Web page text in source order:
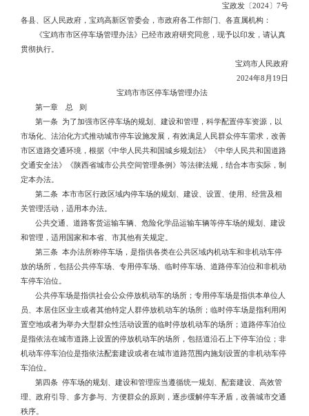
宝政发〔2024〕7号
各县、区人民政府，宝鸡高新区管委会，市政府各工作部门、各直属机构：
《宝鸡市市区停车场管理办法》已经市政府研究同意，现予以印发，请认真
贯彻执行。
宝鸡市人民政府
2024年8月19日
宝鸡市市区停车场管理办法
第一章 总 则
第一条 为了加强市区停车场的规划、建设和管理，科学配置停车资源，以
市场化、法治化方式推动城市停车设施发展，有效满足人民群众停车需求，改善
市区道路交通环境，根据《中华人民共和国城乡规划法》《中华人民共和国道路
交通安全法》《陕西省城市公共空间管理条例》等法律法规，结合本市实际，制
定本办法。
第二条 本市市区行政区域内停车场的规划、建设、设置、使用、经营及相
关管理活动，适用本办法。
公共交通、道路客货运输车辆、危险化学品运输车辆等停车场的规划、建设
和管理，适用国家和本省、市其他有关规定。
第三条 本办法所称停车场，是指供各类在公共区域内机动车和非机动车停
放的场所，包括公共停车场、专用停车场、临时停车场、道路停车泊位和非机动
车停车泊位。
公共停车场是指供社会公众停放机动车的场所；专用停车场是指供本单位人
员、本居住区业主或者其他特定人群停放机动车的场所；临时停车场是指利用闲
置空地或者为举办大型群众性活动设置的临时停放机动车的场所；道路停车泊位
是指依法在城市道路上设置的停放机动车的场所，包括道沿石上下停车泊位；非
机动车停车泊位是指依法配套建设或者在城市道路范围内施划设置的非机动车停
车泊位。
第四条 停车场的规划、建设和管理应当遵循统一规划、配套建设、高效管
理、政府引导、多方参与、方便群众的原则，逐步缓解停车矛盾，改善城市交通
秩序。